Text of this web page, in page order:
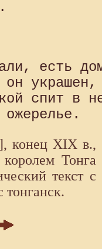
есть
он
спит в
конец XIX в.,
Тонга
текст с
тонганск.